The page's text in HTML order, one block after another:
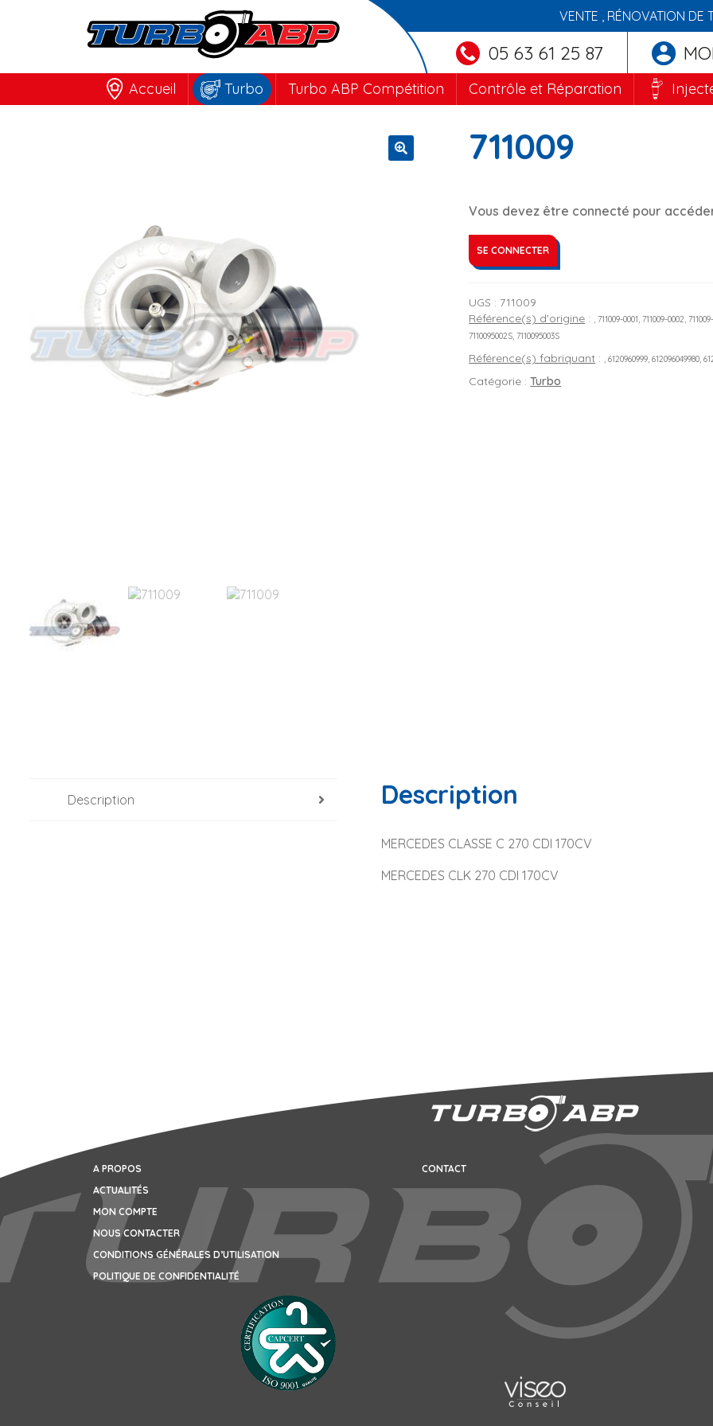
VENTE , RÉNOVATION DE
05 63 61 25 87
Accueil Turbo Turbo ABP Compétition Contrôle et Réparation
711009
Vous devez être connecté pour
SE CONNECTER
UGS : 711009
Référence(s) d'origine :
, 711009-0001, 711009-0002,
7110095002S, 7110095003S
Référence(s) fabriquant : , 6120960999, 612096049980,
Catégorie :Turbo
Description Description
MERCEDES CLASSE C 270 CDI 170CV
MERCEDES CLK 270 CDI 170CV
A PROPOS
ACTUALITÉS
MON COMPTE
NOUS CONTACTER
CONDITIONS GÉNÉRALES D’UTILISATION
POLITIQUE DE CONFIDENTIALITÉ
CONTACT